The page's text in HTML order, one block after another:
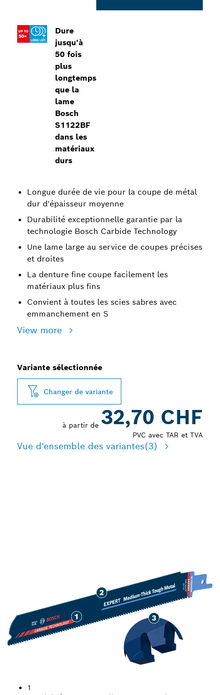
Dure
jusqu'à
50 fois
plus
longtemps
que la
lame
Bosch
S1122BF
dans les
matériaux
durs
Longue durée de vie pour la coupe de métal
dur d'épaisseur moyenne
Durabilité exceptionnelle garantie par la
technologie Bosch Carbide Technology
Une lame large au service de coupes précises
et droites
La denture fine coupe facilement les
matériaux plus fins
Convient à toutes les scies sabres avec
emmanchement en S
View more
Variante sélectionnée
Changer de variante
à partir de 32,70 CHF
PVC avec TAR et TVA
Vue d'ensemble des variantes(3)
1